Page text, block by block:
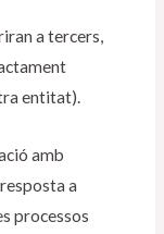
a tercers,
entitat).
amb
a
processos